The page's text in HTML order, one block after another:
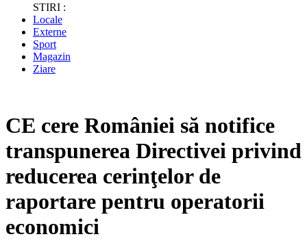
STIRI :
Locale
Externe
Sport
Magazin
Ziare
CE cere României să notifice
transpunerea Directivei privind
reducerea cerinţelor de
raportare pentru operatorii
economici